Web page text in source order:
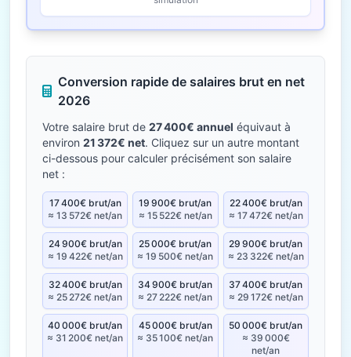
Conversion rapide de salaires brut en net
2026
Votre salaire brut de 27 400€ annuel équivaut à
environ 21 372€ net. Cliquez sur un autre montant
ci-dessous pour calculer précisément son salaire
net :
17 400€ brut/an
≈ 13 572€ net/an
19 900€ brut/an
≈ 15 522€ net/an
22 400€ brut/an
≈ 17 472€ net/an
24 900€ brut/an
≈ 19 422€ net/an
25 000€ brut/an
≈ 19 500€ net/an
29 900€ brut/an
≈ 23 322€ net/an
32 400€ brut/an
≈ 25 272€ net/an
34 900€ brut/an
≈ 27 222€ net/an
37 400€ brut/an
≈ 29 172€ net/an
40 000€ brut/an
≈ 31 200€ net/an
45 000€ brut/an
≈ 35 100€ net/an
50 000€ brut/an
≈ 39 000€
net/an